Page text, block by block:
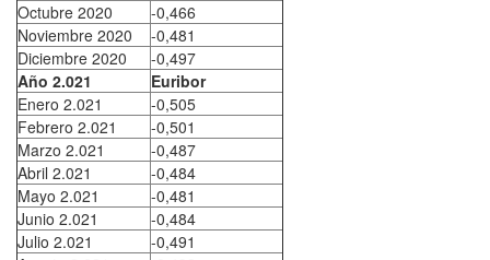
Octubre 2020
-0,466
Noviembre 2020
-0,481
Diciembre 2020
-0,497
Año 2.021
Euribor
Enero 2.021
-0,505
Febrero 2.021
-0,501
Marzo 2.021
-0,487
Abril 2.021
-0,484
Mayo 2.021
-0,481
Junio 2.021
-0,484
Julio 2.021
-0,491